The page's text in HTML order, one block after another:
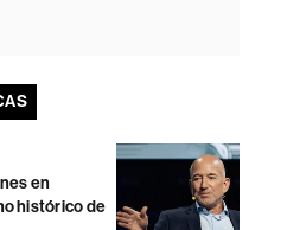
en
histórico de